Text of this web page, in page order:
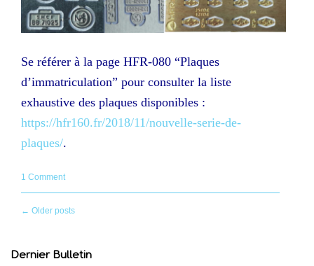
Se référer à la page HFR-080 “Plaques
d’immatriculation” pour consulter la liste
exhaustive des plaques disponibles :
https://hfr160.fr/2018/11/nouvelle-serie-de-
plaques/.
1 Comment
Posts
navigation
← Older posts
Dernier Bulletin